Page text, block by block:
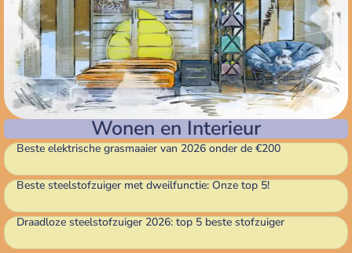
Wonen en Interieur
Beste elektrische grasmaaier van 2026 onder de €200
Beste steelstofzuiger met dweilfunctie: Onze top 5!
Draadloze steelstofzuiger 2026: top 5 beste stofzuiger